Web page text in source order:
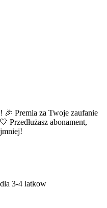
🎉 Premia za Twoje zaufanie
Przedłużasz abonament,